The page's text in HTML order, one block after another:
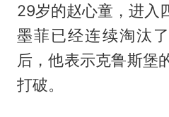
29岁的赵心童 ，进入
墨菲已经连续淘汰
后，他表示克鲁斯堡
打破。